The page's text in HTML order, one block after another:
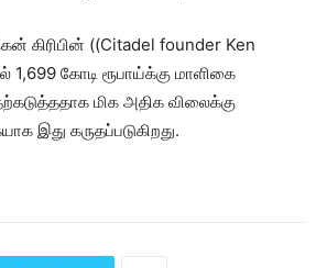
கிரிபின் ((Citadel founder Ken
1,699 கோடி ரூபாய்க்கு மாளிகை
மிக அதிக விலைக்கு
இது கருதப்படுகிறது.